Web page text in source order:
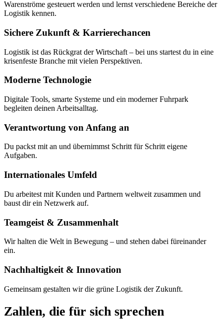
Warenströme gesteuert werden und lernst verschiedene Bereiche der
Logistik kennen.
Sichere Zukunft & Karrierechancen
Logistik ist das Rückgrat der Wirtschaft – bei uns startest du in eine
krisenfeste Branche mit vielen Perspektiven.
Moderne Technologie
Digitale Tools, smarte Systeme und ein moderner Fuhrpark
begleiten deinen Arbeitsalltag.
Verantwortung von Anfang an
Du packst mit an und übernimmst Schritt für Schritt eigene
Aufgaben.
Internationales Umfeld
Du arbeitest mit Kunden und Partnern weltweit zusammen und
baust dir ein Netzwerk auf.
Teamgeist & Zusammenhalt
Wir halten die Welt in Bewegung – und stehen dabei füreinander
ein.
Nachhaltigkeit & Innovation
Gemeinsam gestalten wir die grüne Logistik der Zukunft.
Zahlen, die für sich sprechen